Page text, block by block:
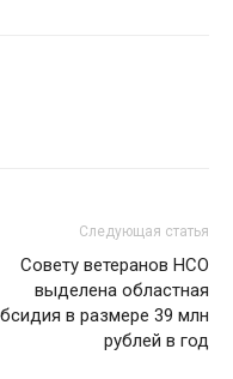
Следующая статья
Совету ветеранов НСО
выделена областная
в размере 39 млн
рублей в год